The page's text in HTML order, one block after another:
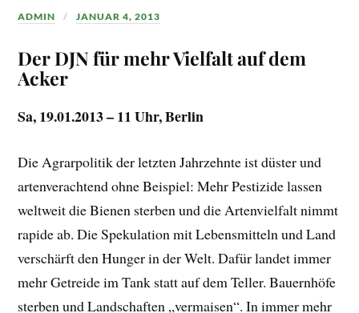
ADMIN JANUAR 4, 2013
Der DJN für mehr Vielfalt auf dem
Acker
Sa, 19.01.2013 – 11 Uhr, Berlin
Die Agrarpolitik der letzten Jahrzehnte ist düster und
artenverachtend ohne Beispiel: Mehr Pestizide lassen
weltweit die Bienen sterben und die Artenvielfalt nimmt
rapide ab. Die Spekulation mit Lebensmitteln und Land
verschärft den Hunger in der Welt. Dafür landet immer
mehr Getreide im Tank statt auf dem Teller. Bauernhöfe
sterben und Landschaften „vermaisen“. In immer mehr